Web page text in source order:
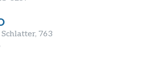
Schlatter, 763